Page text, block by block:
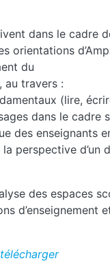
dans le
orientations
du
au travers :
(lire,
dans le
des enseignants
perspective d’un
des espaces